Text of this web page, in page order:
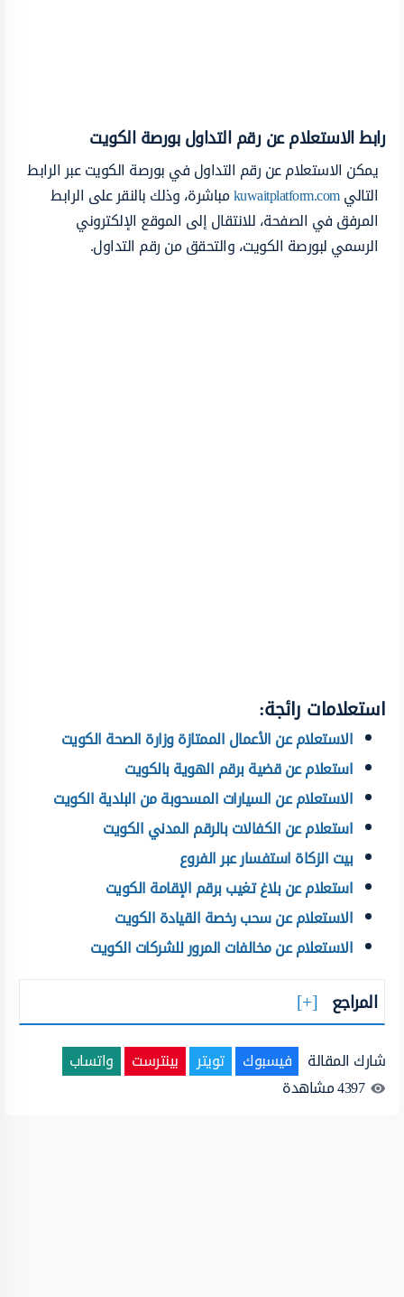
رابط الاستعلام عن رقم التداول بورصة الكويت
يمكن الاستعلام عن رقم التداول في بورصة الكويت عبر الرابط
التاليkuwaitplatform.comمباشرة، وذلك بالنقر على الرابط
المرفق في الصفحة، للانتقال إلى الموقع الإلكتروني
الرسمي لبورصة الكويت، والتحقق من رقم التداول.
استعلامات رائجة:
الاستعلام عن الأعمال الممتازة وزارة الصحة الكويت
استعلام عن قضية برقم الهوية بالكويت
الاستعلام عن السيارات المسحوبة من البلدية الكويت
استعلام عن الكفالات بالرقم المدني الكويت
بيت الزكاة استفسار عبر الفروع
استعلام عن بلاغ تغيب برقم الإقامة الكويت
الاستعلام عن سحب رخصة القيادة الكويت
الاستعلام عن مخالفات المرور للشركات الكويت
المراجع
شارك المقالة فيسبوك تويتر بينترست
واتساب
4397مشاهدة